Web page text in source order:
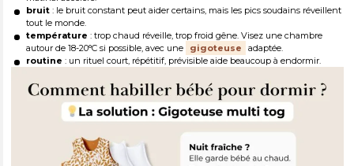
bruit : le bruit constant peut aider certains, mais les pics soudains réveillent
tout le monde.
température : trop chaud réveille, trop froid gêne. Visez une chambre
autour de 18-20°C si possible, avec une
gigoteuse
adaptée.
routine : un rituel court, répétitif, prévisible aide beaucoup à endormir.